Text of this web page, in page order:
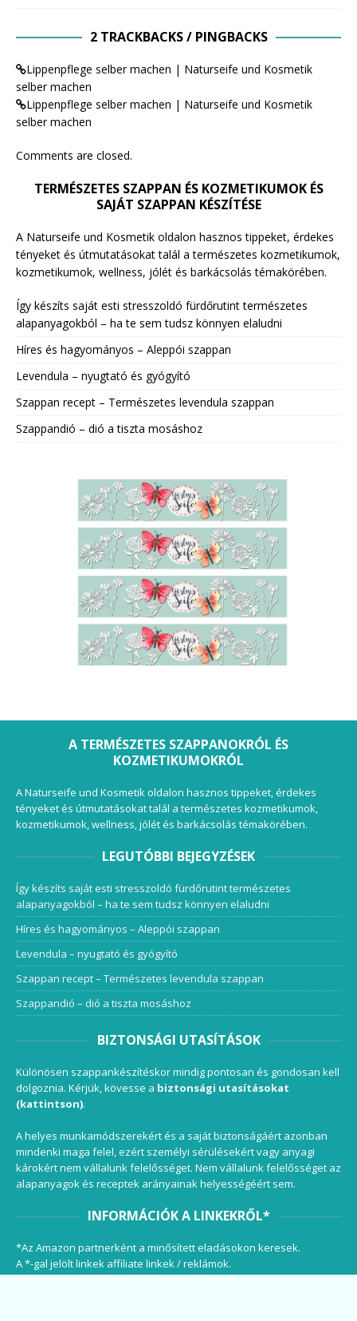
2 TRACKBACKS / PINGBACKS
Lippenpflege selber machen | Naturseife und Kosmetik
selber machen
Lippenpflege selber machen | Naturseife und Kosmetik
selber machen
Comments are closed.
TERMÉSZETES SZAPPAN ÉS KOZMETIKUMOK ÉS
SAJÁT SZAPPAN KÉSZÍTÉSE
A Naturseife und Kosmetik oldalon hasznos tippeket, érdekes
tényeket és útmutatásokat talál a természetes kozmetikumok,
kozmetikumok, wellness, jólét és barkácsolás témakörében.
Így készíts saját esti stresszoldó fürdőrutint természetes
alapanyagokból – ha te sem tudsz könnyen elaludni
Híres és hagyományos – Aleppói szappan
Levendula – nyugtató és gyógyító
Szappan recept – Természetes levendula szappan
Szappandió – dió a tiszta mosáshoz
A TERMÉSZETES SZAPPANOKRÓL ÉS
KOZMETIKUMOKRÓL
A Naturseife und Kosmetik oldalon hasznos tippeket, érdekes
tényeket és útmutatásokat talál a természetes kozmetikumok,
kozmetikumok, wellness, jólét és barkácsolás témakörében.
LEGUTÓBBI BEJEGYZÉSEK
Így készíts saját esti stresszoldó fürdőrutint természetes
alapanyagokból – ha te sem tudsz könnyen elaludni
Híres és hagyományos – Aleppói szappan
Levendula – nyugtató és gyógyító
Szappan recept – Természetes levendula szappan
Szappandió – dió a tiszta mosáshoz
BIZTONSÁGI UTASÍTÁSOK
Különösen szappankészítéskor mindig pontosan és gondosan kell
dolgoznia. Kérjük, kövesse a biztonsági utasításokat
(kattintson).
A helyes munkamódszerekért és a saját biztonságáért azonban
mindenki maga felel, ezért személyi sérülésekért vagy anyagi
károkért nem vállalunk felelősséget. Nem vállalunk felelősséget az
alapanyagok és receptek arányainak helyességéért sem.
INFORMÁCIÓK A LINKEKRŐL*
*Az Amazon partnerként a minősített eladásokon keresek.
A *-gal jelölt linkek affiliate linkek / reklámok.